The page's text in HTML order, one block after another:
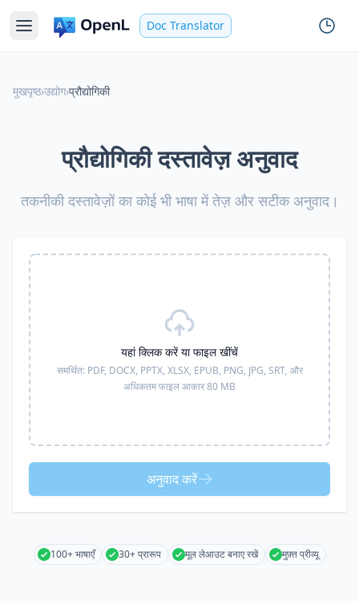
Doc Translator
मुखपृष्ठ›उद्योग›प्रौद्योगिकी
प्रौद्योगिकी दस्तावेज़ अनुवाद
तकनीकी दस्तावेज़ों का कोई भी भाषा में तेज़ और सटीक अनुवाद।
यहां क्लिक करें या फाइल खींचें
समर्थित: PDF, DOCX, PPTX, XLSX, EPUB, PNG, JPG, SRT, और
अधिकतम फाइल आकार 80 MB
अनुवाद करें
100+ भाषाएँ 30+ प्रारूप मूल लेआउट बनाए रखें मुफ़्त प्रीव्यू